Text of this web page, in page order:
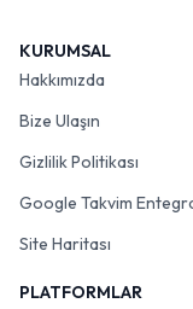
KURUMSAL
Hakkımızda
Bize Ulaşın
Gizlilik Politikası
Google Takvim
Site Haritası
PLATFORMLAR